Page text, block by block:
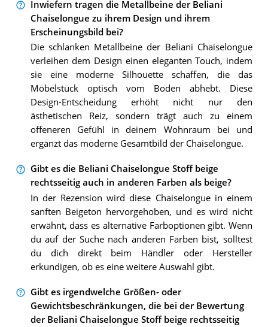
Inwiefern tragen die Metallbeine der Beliani
Chaiselongue zu ihrem Design und ihrem
Erscheinungsbild bei?
Die schlanken Metallbeine der Beliani Chaiselongue
verleihen dem Design einen eleganten Touch, indem
sie eine moderne Silhouette schaffen, die das
Möbelstück optisch vom Boden abhebt. Diese
Design-Entscheidung erhöht nicht nur den
ästhetischen Reiz, sondern trägt auch zu einem
offeneren Gefühl in deinem Wohnraum bei und
ergänzt das moderne Gesamtbild der Chaiselongue.
Gibt es die Beliani Chaiselongue Stoff beige
rechtsseitig auch in anderen Farben als beige?
In der Rezension wird diese Chaiselongue in einem
sanften Beigeton hervorgehoben, und es wird nicht
erwähnt, dass es alternative Farboptionen gibt. Wenn
du auf der Suche nach anderen Farben bist, solltest
du dich direkt beim Händler oder Hersteller
erkundigen, ob es eine weitere Auswahl gibt.
Gibt es irgendwelche Größen- oder
Gewichtsbeschränkungen, die bei der Bewertung
der Beliani Chaiselongue Stoff beige rechtsseitig